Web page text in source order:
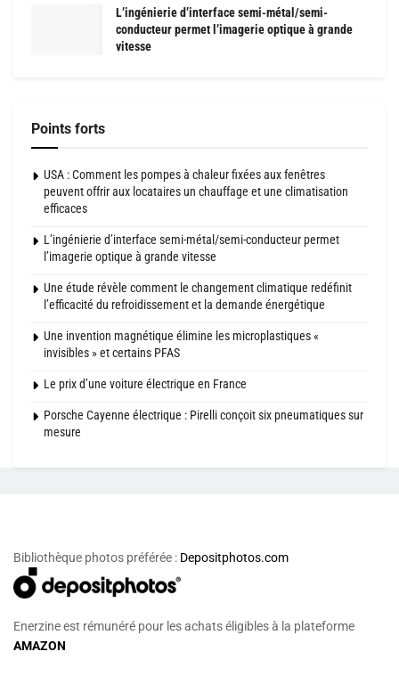
L’ingénierie d’interface semi-métal/semi-
conducteur permet l’imagerie optique à grande
vitesse
Points forts
USA : Comment les pompes à chaleur fixées aux fenêtres
peuvent offrir aux locataires un chauffage et une climatisation
efficaces
L’ingénierie d’interface semi-métal/semi-conducteur permet
l’imagerie optique à grande vitesse
Une étude révèle comment le changement climatique redéfinit
l’efficacité du refroidissement et la demande énergétique
Une invention magnétique élimine les microplastiques «
invisibles » et certains PFAS
Le prix d’une voiture électrique en France
Porsche Cayenne électrique : Pirelli conçoit six pneumatiques sur
mesure
Bibliothèque photos préférée : Depositphotos.com
Enerzine est rémunéré pour les achats éligibles à la plateforme
AMAZON